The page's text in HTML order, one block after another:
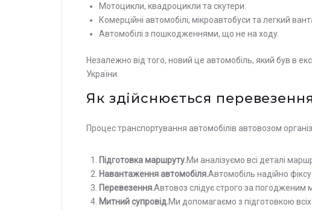
Мотоцикли, квадроцикли та скутери.
Комерційні автомобілі, мікроавтобуси та легкий
Автомобілі з пошкодженнями, що не на ходу.
Незалежно від того, новий це автомобіль, який був в
України.
Як здійснюється перевезення
Процес транспортування автомобілів автовозом
Підготовка маршруту.Ми аналізуємо всі деталі
Навантаження автомобіля.Автомобіль надійно
Перевезення.Автовоз слідує строго за погодженим
Митний супровід.Ми допомагаємо з підготовкою